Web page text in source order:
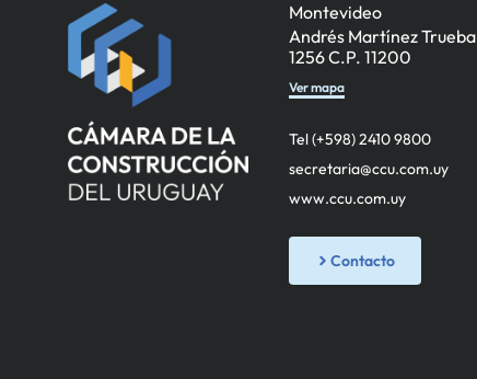
Montevideo
Andrés Martínez Trueba
1256 C.P. 11200
Ver mapa
Tel (+598) 2410 9800
secretaria@ccu.com.uy
www.ccu.com.uy
Contacto